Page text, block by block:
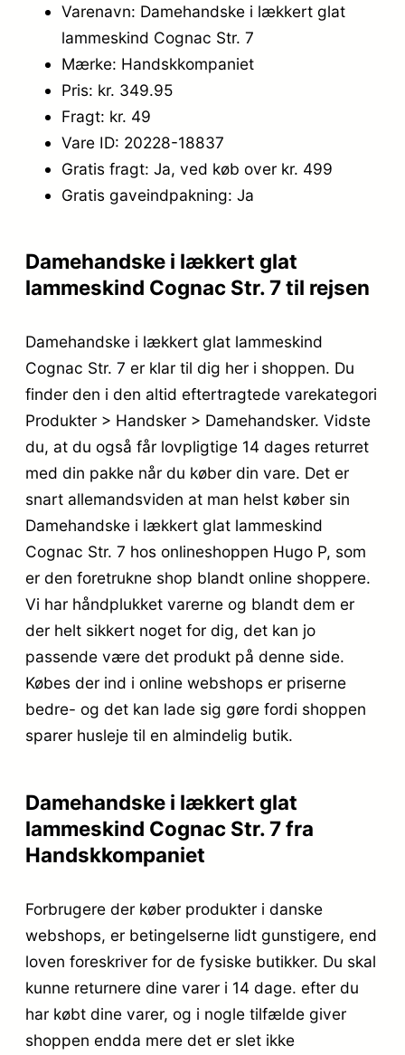
.
Varenavn: Damehandske i lækkert glat
lammeskind Cognac Str. 7
Mærke: Handskkompaniet
Pris: kr. 349.95
Fragt: kr. 49
Vare ID: 20228-18837
Gratis fragt: Ja, ved køb over kr. 499
Gratis gaveindpakning: Ja
Damehandske i lækkert glat
lammeskind Cognac Str. 7 til rejsen
Damehandske i lækkert glat lammeskind
Cognac Str. 7 er klar til dig her i shoppen. Du
finder den i den altid eftertragtede varekategori
Produkter > Handsker > Damehandsker. Vidste
du, at du også får lovpligtige 14 dages returret
med din pakke når du køber din vare. Det er
snart allemandsviden at man helst køber sin
Damehandske i lækkert glat lammeskind
Cognac Str. 7 hos onlineshoppen Hugo P, som
er den foretrukne shop blandt online shoppere.
Vi har håndplukket varerne og blandt dem er
der helt sikkert noget for dig, det kan jo
passende være det produkt på denne side.
Købes der ind i online webshops er priserne
bedre- og det kan lade sig gøre fordi shoppen
sparer husleje til en almindelig butik.
Damehandske i lækkert glat
lammeskind Cognac Str. 7 fra
Handskkompaniet
Forbrugere der køber produkter i danske
webshops, er betingelserne lidt gunstigere, end
loven foreskriver for de fysiske butikker. Du skal
kunne returnere dine varer i 14 dage. efter du
har købt dine varer, og i nogle tilfælde giver
shoppen endda mere det er slet ikke